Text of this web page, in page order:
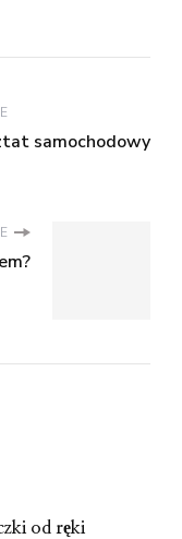
samochodowy
od ręki